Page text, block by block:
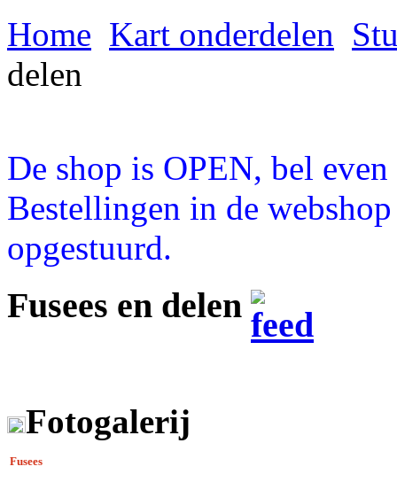
Home Kart onderdelen
delen
De shop is OPEN, bel
Bestellingen in de
opgestuurd.
Fusees en delen
Fotogalerij
Fusees